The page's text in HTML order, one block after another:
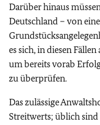
Darüber hinaus
Deutschland – von
es sich, in diesen
um bereits vorab
zu überprüfen.
Das zulässige
Streitwerts; üblich sind